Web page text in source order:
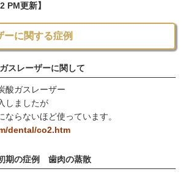
PM更新】
ーに関する症例
スレーザーに関して
酸ガスレーザー
しましたが
ならないほど使っています。
dental/co2.htm
期の症例 歯肉の蒸散